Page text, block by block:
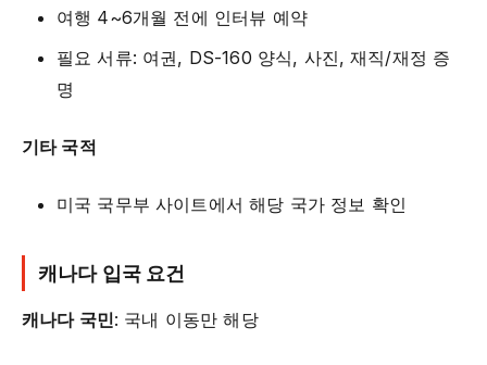
여행 4~6개월 전에 인터뷰 예약
필요 서류: 여권, DS-160 양식, 사진, 재직/재정 증
명
기타 국적
미국 국무부 사이트에서 해당 국가 정보 확인
캐나다 입국 요건
캐나다 국민: 국내 이동만 해당